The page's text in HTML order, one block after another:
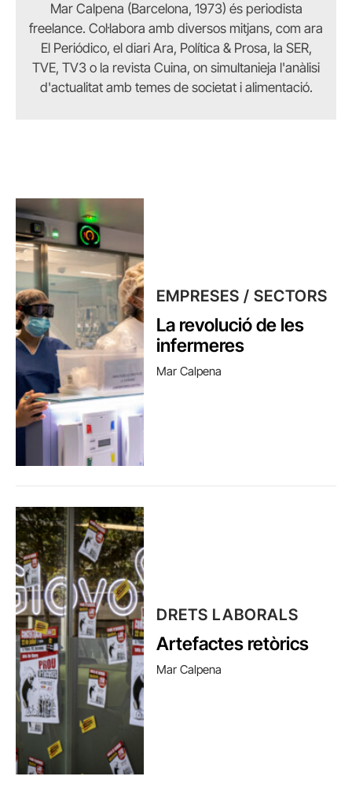
Mar Calpena (Barcelona, 1973) és periodista
freelance. Col·labora amb diversos mitjans, com ara
El Periódico, el diari Ara, Política & Prosa, la SER,
TVE, TV3 o la revista Cuina, on simultanieja l'anàlisi
d'actualitat amb temes de societat i alimentació.
EMPRESES / SECTORS
La revolució de les
infermeres
Mar Calpena
DRETS LABORALS
Artefactes retòrics
Mar Calpena